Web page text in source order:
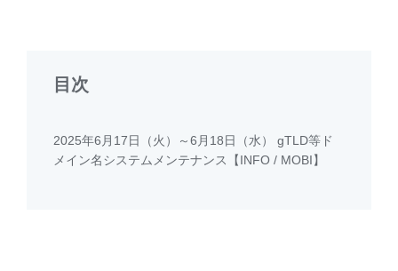
目次
2025年6月17日（火）～6月18日（水） gTLD等ド
メイン名システムメンテナンス【INFO / MOBI】